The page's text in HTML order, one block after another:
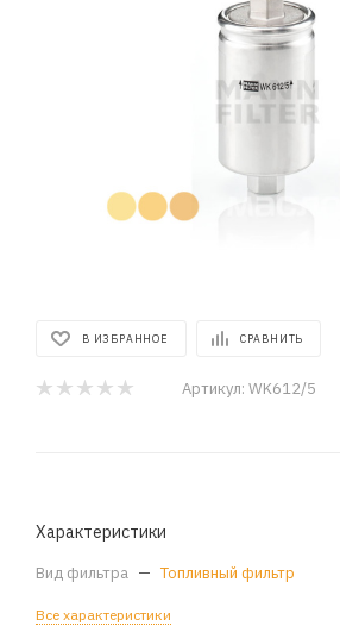
В ИЗБРАННОЕ СРАВНИТЬ
Артикул: WK612/5
Характеристики
Вид фильтра — Топливный фильтр
Все характеристики